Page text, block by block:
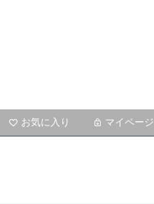
お気に入り マイページ